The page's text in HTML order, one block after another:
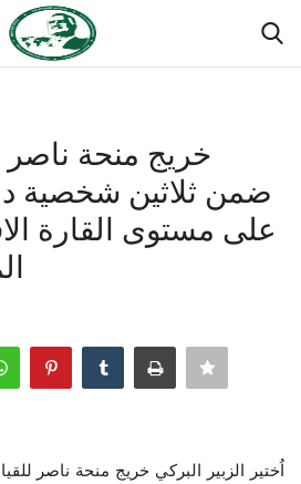
خريج منحة ناصر
ضمن ثلاثين شخصية
على مستوى القارة
اُختير الزبير البركي خريج منحة ناصر